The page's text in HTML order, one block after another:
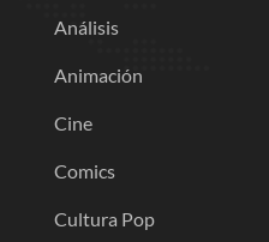
Análisis
Animación
Cine
Comics
Cultura Pop